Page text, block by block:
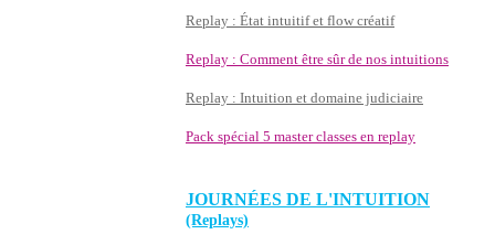
Replay : État intuitif et flow créatif
Replay : Comment être sûr de nos intuitions
Replay : Intuition et domaine judiciaire
Pack spécial 5 master classes en replay
JOURNÉES DE L'INTUITION
(Replays)